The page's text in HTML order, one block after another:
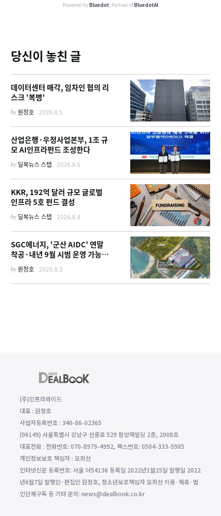
Powered byBluedot , Partner ofBluedotAI
당신이 놓친 글
데이터센터 매각, 임차인 협의 리
스크 '복병'
by원정호 2026.8.5
산업은행·우정사업본부, 1조 규
모 AI인프라펀드 조성한다
by 딜북뉴스 스탭 2026.8.5
KKR, 192억 달러 규모 글로벌
인프라 5호 펀드 결성
by 딜북뉴스 스탭 2026.8.4
SGC에너지, '군산 AIDC' 연말
착공·내년 9월 시범 운영 가능한
이유
by원정호 2026.8.3
(주)인프라와이드
대표 : 원정호
사업자등록번호 : 340-86-02365
(06149) 서울특별시 강남구 선릉로 529 함양재빌딩 2층, 2008호
대표전화 : 전화번호: 070-8979-4992, 팩스번호: 0504-333-5985
개인정보보호 책임자 : 모희선
인터넷신문 등록번호: 서울 아54136 등록일 2022년1월25일 발행일 2022
년6월7일 발행인·편집인 원정호, 청소년보호책임자 모희선 이용·제휴·법
인단체구독 등 기타 문의: news@dealbook.co.kr